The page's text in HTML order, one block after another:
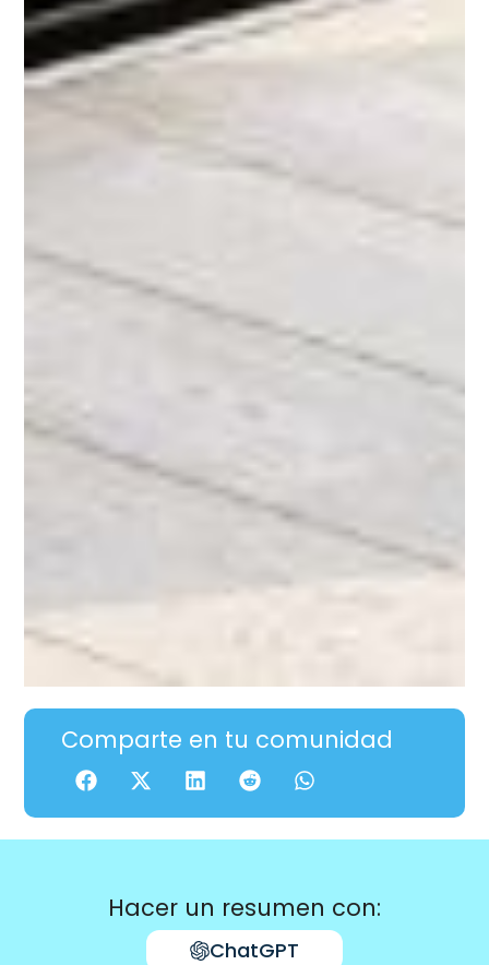
Comparte en tu comunidad
Hacer un resumen con:
ChatGPT